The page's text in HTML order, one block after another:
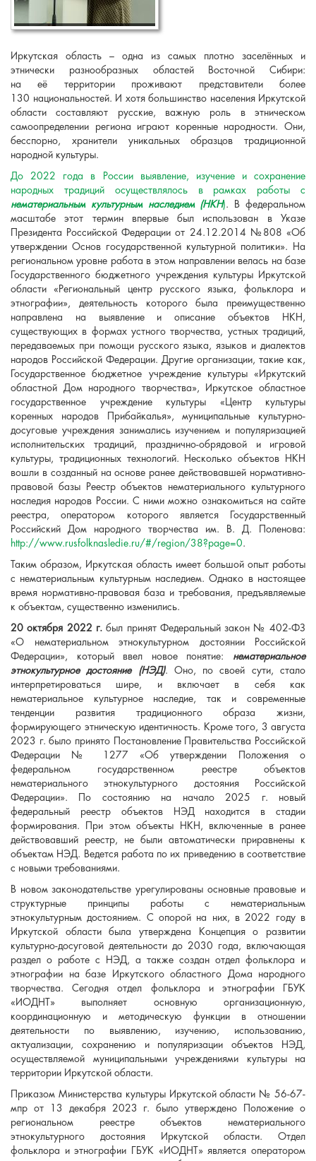
Иркутская область – одна из самых плотно заселённых и
этнически разнообразных областей Восточной Сибири:
на её территории проживают представители более
130 национальностей. И хотя большинство населения Иркутской
области составляют русские, важную роль в этническом
самоопределении региона играют коренные народности. Они,
бесспорно, хранители уникальных образцов традиционной
народной культуры.
До 2022 года в России выявление, изучение и сохранение
народных традиций осуществлялось в рамках работы с
нематериальным культурным наследием (НКН). В федеральном
масштабе этот термин впервые был использован в Указе
Президента Российской Федерации от 24.12.2014 №808 «Об
утверждении Основ государственной культурной политики». На
региональном уровне работа в этом направлении велась на базе
Государственного бюджетного учреждения культуры Иркутской
области «Региональный центр русского языка, фольклора и
этнографии», деятельность которого была преимущественно
направлена на выявление и описание объектов НКН,
существующих в формах устного творчества, устных традиций,
передаваемых при помощи русского языка, языков и диалектов
народов Российской Федерации. Другие организации, такие как,
Государственное бюджетное учреждение культуры «Иркутский
областной Дом народного творчества», Иркутское областное
государственное учреждение культуры «Центр культуры
коренных народов Прибайкалья», муниципальные культурно-
досуговые учреждения занимались изучением и популяризацией
исполнительских традиций, празднично-обрядовой и игровой
культуры, традиционных технологий. Несколько объектов НКН
вошли в созданный на основе ранее действовавшей нормативно-
правовой базы Реестр объектов нематериального культурного
наследия народов России. С ними можно ознакомиться на сайте
реестра, оператором которого является Государственный
Российский Дом народного творчества им. В. Д. Поленова:
http://www.rusfolknasledie.ru/#/region/38?page=0.
Таким образом, Иркутская область имеет большой опыт работы
с нематериальным культурным наследием. Однако в настоящее
время нормативно-правовая база и требования, предъявляемые
к объектам, существенно изменились.
20 октября 2022 г.был принят Федеральный закон № 402-ФЗ
«О нематериальном этнокультурном достоянии Российской
Федерации», который ввел новое понятие: нематериальное
этнокультурное достояние (НЭД). Оно, по своей сути, стало
интерпретироваться шире, и включает в себя как
нематериальное культурное наследие, так и современные
тенденции развития традиционного образа жизни,
формирующего этническую идентичность. Кроме того, 3 августа
2023 г. было принято Постановление Правительства Российской
Федерации № 1277 «Об утверждении Положения о
федеральном государственном реестре объектов
нематериального этнокультурного достояния Российской
Федерации». По состоянию на начало 2025 г. новый
федеральный реестр объектов НЭД находится в стадии
формирования. При этом объекты НКН, включенные в ранее
действовавший реестр, не были автоматически приравнены к
объектам НЭД. Ведется работа по их приведению в соответствие
с новыми требованиями.
В новом законодательстве урегулированы основные правовые и
структурные принципы работы с нематериальным
этнокультурным достоянием. С опорой на них, в 2022 году в
Иркутской области была утверждена Концепция о развитии
культурно-досуговой деятельности до 2030 года, включающая
раздел о работе с НЭД, а также создан отдел фольклора и
этнографии на базе Иркутского областного Дома народного
творчества. Сегодня отдел фольклора и этнографии ГБУК
«ИОДНТ» выполняет основную организационную,
координационную и методическую функции в отношении
деятельности по выявлению, изучению, использованию,
актуализации, сохранению и популяризации объектов НЭД,
осуществляемой муниципальными учреждениями культуры на
территории Иркутской области.
Приказом Министерства культуры Иркутской области № 56-67-
мпр от 13 декабря 2023 г. было утверждено Положение о
региональном реестре объектов нематериального
этнокультурного достояния Иркутской области. Отдел
фольклора и этнографии ГБУК «ИОДНТ» является оператором